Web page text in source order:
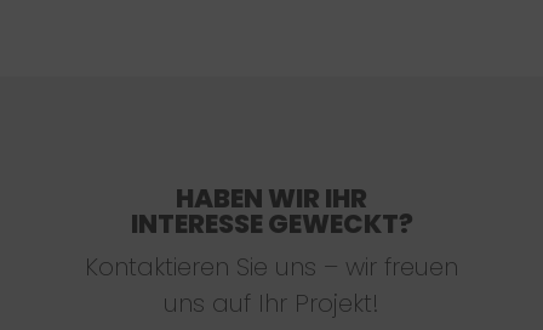
HABEN WIR IHR
INTERESSE GEWECKT?
Kontaktieren Sie uns – wir freuen
uns auf Ihr Projekt!